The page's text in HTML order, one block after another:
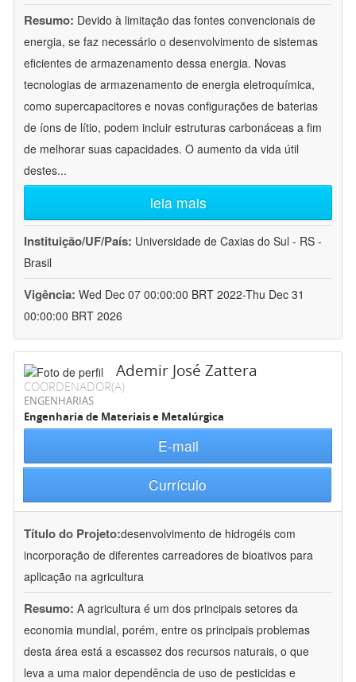
Resumo: Devido à limitação das fontes convencionais de
energia, se faz necessário o desenvolvimento de sistemas
eficientes de armazenamento dessa energia. Novas
tecnologias de armazenamento de energia eletroquímica,
como supercapacitores e novas configurações de baterias
de íons de lítio, podem incluir estruturas carbonáceas a fim
de melhorar suas capacidades. O aumento da vida útil
destes...
leia mais
Instituição/UF/País: Universidade de Caxias do Sul - RS -
Brasil
Vigência: Wed Dec 07 00:00:00 BRT 2022-Thu Dec 31
00:00:00 BRT 2026
Ademir José Zattera
COORDENADOR(A)
ENGENHARIAS
Engenharia de Materiais e Metalúrgica
E-mail
Currículo
Título do Projeto:desenvolvimento de hidrogéis com
incorporação de diferentes carreadores de bioativos para
aplicação na agricultura
Resumo: A agricultura é um dos principais setores da
economia mundial, porém, entre os principais problemas
desta área está a escassez dos recursos naturais, o que
leva a uma maior dependência de uso de pesticidas e